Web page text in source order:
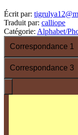
Écrit par:
Traduit par: calliope
Catégorie: Alphabet/
Correspondance 1
Correspondance 3